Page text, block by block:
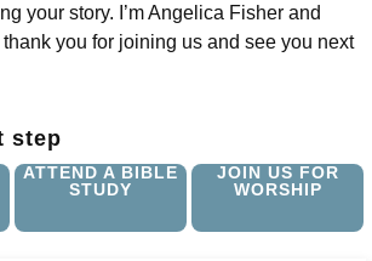
your story. I’m Angelica Fisher and
you for joining us and see you next
step
ATTEND A BIBLE
STUDY
JOIN US FOR
WORSHIP